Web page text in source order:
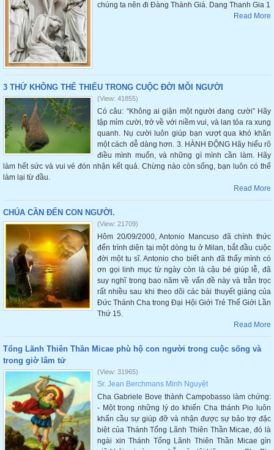
chúng ta nên đi Đàng Thánh Giá. Dang Thanh Gia 1
Read More
3 THỨ KHÔNG THỂ THIẾU TRONG CUỘC ĐỜI MỖI NGƯỜI
(View: 41855)
Có câu: “Không ai giận một người đang cười” Hãy
tập mỉm cười, trở về với niềm vui, và lan tỏa ra xung
quanh. Nụ cười luôn giúp bạn vượt qua khó khăn
một cách dễ dàng hơn. 3. HÀNH ĐỘNG Hãy hiểu rõ
điều mình muốn, và những gì mình cần làm. Hãy
làm hết sức và vui vẻ đón nhận kết quả. Chừng nào còn sống, bạn luôn có thể
làm lại từ đầu.
Read More
CHÚA CẦN ĐẾN CON NGƯỜI.
(View: 21709)
Hôm 20/09/2000, Antonio Mancuso đã chính thức
đến trình diện tại một dòng tu ở Milan, bắt đầu cuộc
đời một tu sĩ. Antonio cho biết anh đã thấy mình có
ơn gọi linh mục từ ngày còn là cậu bé giúp lễ, đã
suy nghĩ trong bao năm về vấn đề này và trằn trọc
rất nhiều sau khi theo dõi các bài thuyết giảng của
Đức Thánh Cha trong Đại Hội Giới Trẻ Thế Giới Lần
Thứ 15.
Read More
Tổng Lãnh Thiên Thần Micae phù hộ con người trong cuộc sống và
trong giờ lâm tử
(View: 31965)
Sr. Jean Berchmans Minh Nguyệt
Cha Gabriele Bove thành Campobasso làm chứng:
- Một trong những lý do khiến Cha thánh Pio luôn
khẩn cầu sự giúp đỡ và nhận được sự bảo trợ đặc
biệt của Thánh Tổng Lãnh Thiên Thần Micae, đó là
ngài xin Thánh Tổng Lãnh Thiên Thần Micae gìn